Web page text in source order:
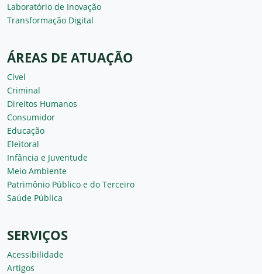
Laboratório de Inovação
Transformação Digital
ÁREAS DE ATUAÇÃO
Cível
Criminal
Direitos Humanos
Consumidor
Educação
Eleitoral
Infância e Juventude
Meio Ambiente
Patrimônio Público e do Terceiro
Saúde Pública
SERVIÇOS
Acessibilidade
Artigos